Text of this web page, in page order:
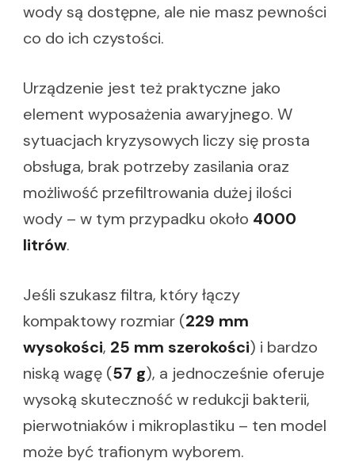
wody są dostępne, ale nie masz pewności
co do ich czystości.
Urządzenie jest też praktyczne jako
element wyposażenia awaryjnego. W
sytuacjach kryzysowych liczy się prosta
obsługa, brak potrzeby zasilania oraz
możliwość przefiltrowania dużej ilości
wody – w tym przypadku około 4000
litrów.
Jeśli szukasz filtra, który łączy
kompaktowy rozmiar (229 mm
wysokości, 25 mm szerokości) i bardzo
niską wagę (57 g), a jednocześnie oferuje
wysoką skuteczność w redukcji bakterii,
pierwotniaków i mikroplastiku – ten model
może być trafionym wyborem.